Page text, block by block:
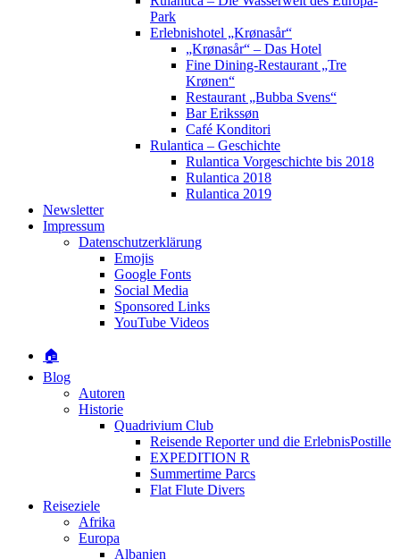
Park
Erlebnishotel „Krønasår“
„Krønasår“ – Das Hotel
Fine Dining-Restaurant „Tre
Krønen“
Restaurant „Bubba Svens“
Bar Erikssøn
Café Konditori
Rulantica – Geschichte
Rulantica Vorgeschichte bis 2018
Rulantica 2018
Rulantica 2019
Newsletter
Impressum
Datenschutzerklärung
Emojis
Google Fonts
Social Media
Sponsored Links
YouTube Videos
🏠
Blog
Autoren
Historie
Quadrivium Club
Reisende Reporter und die ErlebnisPostille
EXPEDITION R
Summertime Parcs
Flat Flute Divers
Reiseziele
Afrika
Europa
Albanien